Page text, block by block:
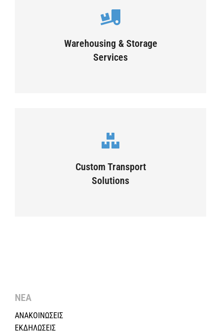
Warehousing & Storage
Services
Careful storage of your goods
VIEW DETAILS
Custom Transport
Solutions
Complex logistic solutions for your
VIEW DETAILS
ΝΕΑ
ΑΝΑΚΟΙΝΩΣΕΙΣ
ΕΚΔΗΛΩΣΕΙΣ